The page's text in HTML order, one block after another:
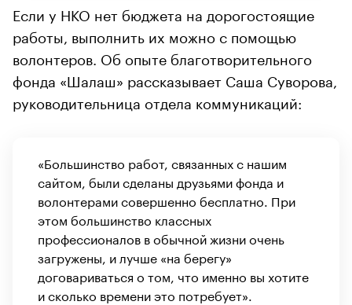
Если у НКО нет бюджета на дорогостоящие
работы, выполнить их можно с помощью
волонтеров. Об опыте благотворительного
фонда «Шалаш» рассказывает Саша Суворова,
руководительница отдела коммуникаций:
«Большинство работ, связанных с нашим
сайтом, были сделаны друзьями фонда и
волонтерами совершенно бесплатно. При
этом большинство классных
профессионалов в обычной жизни очень
загружены, и лучше «на берегу»
договариваться о том, что именно вы хотите
и сколько времени это потребует».